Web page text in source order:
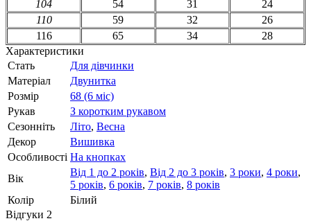
104
54 31
24
110
59 32
26
116
65 34
28
Характеристики
Стать
Для дівчинки
Матеріал
Двунитка
Розмір
68 (6 міс)
Рукав
З коротким рукавом
Сезонніть
Літо, Весна
Декор
Вишивка
Особливості На кнопках
Вік
Від 1 до 2 років, Від 2 до 3 років, 3 роки, 4 роки,
5 років, 6 років, 7 років, 8 років
Колір
Білий
Відгуки 2